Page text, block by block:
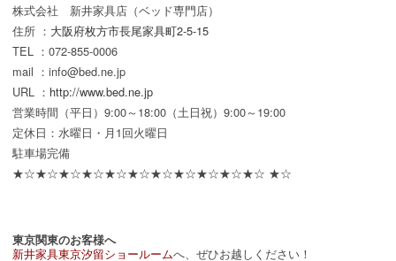
株式会社 新井家具店（ベッド専門店）
住所 ： 大阪府枚方市長尾家具町2-5-15
TEL ：072-855-0006
mail ：info@bed.ne.jp
URL ： http://www.bed.ne.jp
営業時間（平日）9:00～18:00（土日祝）9:00～19:00
定休日：水曜日・月1回火曜日
駐車場完備
★☆★☆★☆★☆★☆★☆★☆★☆★☆★☆★☆ ★☆
東京関東のお客様へ
新井家具東京汐留ショールームへ、ぜひお越しください！